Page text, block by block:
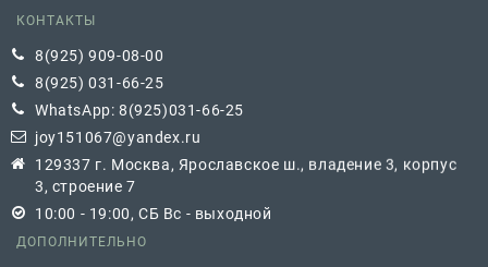
КОНТАКТЫ
8(925) 909-08-00
8(925) 031-66-25
WhatsApp: 8(925)031-66-25
joy151067@yandex.ru
129337 г. Москва, Ярославское ш., владение 3, корпус
3, строение 7
10:00 - 19:00, СБ Вс - выходной
ДОПОЛНИТЕЛЬНО